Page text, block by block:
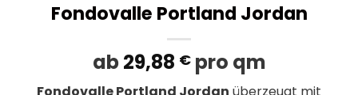
Fondovalle Portland Jordan
ab29,88 €pro qm